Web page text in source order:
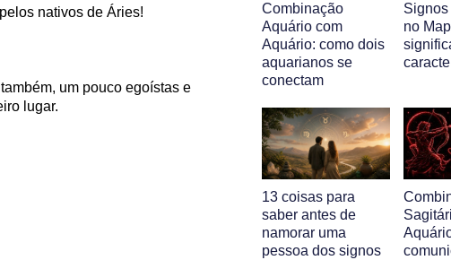
nativos de Áries!
um pouco egoístas e
lugar.
Combinação
Aquário com
Aquário: como dois
aquarianos se
conectam
no
13 coisas para
saber antes de
namorar uma
pessoa dos signos